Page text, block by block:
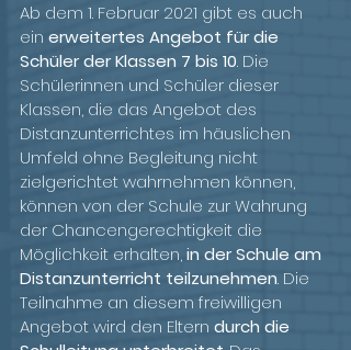
Ab dem 1. Februar 2021 gibt es auch
ein erweitertes Angebot für die
Schüler der Klassen 7 bis 10. Die
Schülerinnen und Schüler dieser
Klassen, die das Angebot des
Distanzunterrichtes im häuslichen
Umfeld ohne Begleitung nicht
zielgerichtet wahrnehmen können,
können von der Schule zur Wahrung
der Chancengerechtigkeit die
Möglichkeit erhalten, in der Schule am
Distanzunterricht teilzunehmen. Die
Teilnahme an diesem freiwilligen
Angebot wird den Eltern durch die